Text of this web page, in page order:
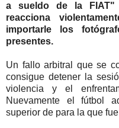
a sueldo de la
FIAT"
reacciona
importarle los
presentes.
Un fallo arbitral que se
consigue detener la
violencia y el
Nuevamente elfútbol
superior de para la que